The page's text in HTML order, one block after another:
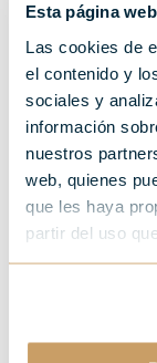
Esta página
Las cookies de
el contenido y
sociales y
información
nuestros
web, quienes
que les haya
partir del uso
ou à
façon
votre